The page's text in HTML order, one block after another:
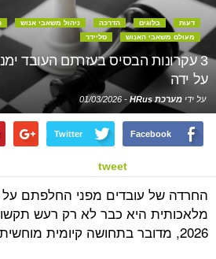
דעות בלוגים הדרכה ניהול משאבי אנוש
מעולם משאבי האנוש
סליידר
על ידה
על ידי מערכת HRus -
01/03/2026
Facebook
Twitter
tweet
החרדה של עובדים מפני החלפתם על
מלאכותית היא כבר לא רק רעש
2026, מדובר בתחושה קיומית מוחשית.